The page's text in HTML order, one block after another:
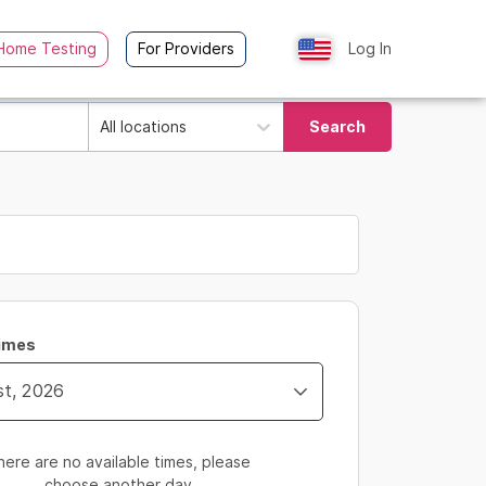
Testing For Providers Log In
All locations Search
are no available times, please